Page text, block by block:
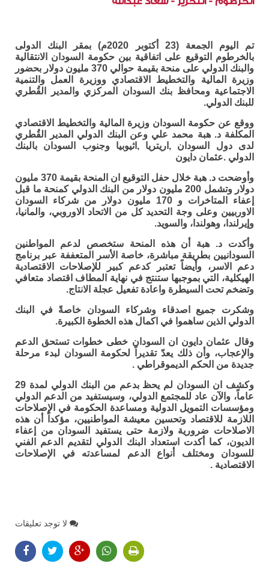
تم اليوم الجمعة (23 أكتوبر 2020م) بمقر البنك الدولى
بالخرطوم التوقيع على اتفاقية بين حكومة السودان الانتقالية
والبنك الدولي على منحة بقيمة حوالي 370 مليون دولار بحضور
وزيرة المالية والتخطيط الاقتصادي ووزيرة العمل والتنمية
الاجتماعية ومحافظ بنك السودان المركزي والمدير القُطري
للبنك الدولي.
ووقع عن حكومة السودان وزيرة المالية والتخطيط الاقتصادي
المكلفة د. هبة محمد علي وعن البنك الدولي المدير القُطري
لدى دول السودان ,اريتريا ,اثيوبيا وجنوب السودان بالبنك
الدولي .عثمان دايون
وأوضحت د. هبة خلال حفل التوقيع ان المنحة بقيمة 370 مليون
دولار وتشمل 200 مليون دولار من البنك الدولي كمنحة ما قبل
إعفاء المتاخرات و 170 مليون دولار من شركاء السودان
الاوربيين وعلى وجة التحديد كل من الاتحاد الاوروبي، والمانيا،
وإيرلندا، وهولندا، والسويد.
وأكدت د. هبة أن هذه المنحة ستخصص لدعم المواطنين
السودانيين بطريقة مباشرة، خاصة الأسر المتعففة عبر برنامج
دعم الاسر، وأيضاً تعتبر كدعم كبير للإصلاحات الاقتصادية
الهيكلية، التي بموجبها ستنتج في نهاية المطاف اقتصاد متعافي
وتضخم تحت السيطرة واعادة تفعيل عجلة الانتاج.
وشكرت جميع اصدقاء وشركاء السودان خاصةً في البنك
الدولي الذين ساهموا في اكمال هذه الخطوة الكبيرة.
وقال عثمان دايون ان السودان خطى خطوات تستحق الدعم
والإعجاب، وأن ذلك يعدّ تقديراً لحكومة السودان لبدء مرحلة
جديدة من الحكم الديموقراطي .
وكشف ان السودان لم يحظ بدعم من البنك الدولي لمدة 29
عاماً، والآن عاد للمجتمع الدولي، وسيستفيد من الدعم الدولي
ومؤسسات التمويل الدولية ومساعدة الحكومة في الإصلاحات
اللازمة للاقتصاد وتحسين معيشة المواطنيين، مؤكداً أن هذه
الاصلاحات ضرورية ولازمة حتى يستفيد السودان من إعفاء
الديون، كما أكدت استعداد البنك الدولي لتقديم الدعم الفني
للسودان ومختلف أنواع الدعم لمساعدته في الإصلاحات
الاقتصادية .
لا توجد تعليقات